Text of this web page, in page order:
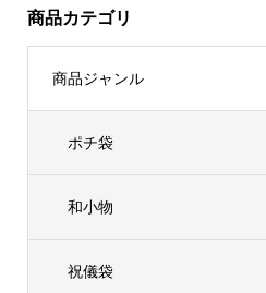
商品カテゴリ
商品ジャンル
ポチ袋
和小物
祝儀袋